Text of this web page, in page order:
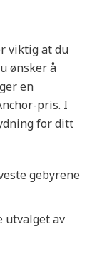
viktig at du
ønsker å
en
pris. I
for ditt
gebyrene
utvalget av